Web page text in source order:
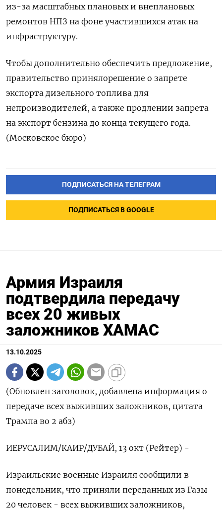
из-за масштабных плановых и внеплановых
ремонтов НПЗ на фоне участившихся атак на
инфраструктуру.
Чтобы дополнительно обеспечить предложение,
правительство принялорешение о запрете
экспорта дизельного топлива для
непроизводителей, а также продлении запрета
на экспорт бензина до конца текущего года.
(Московское бюро)
ПОДПИСАТЬСЯ НА ТЕЛЕГРАМ
ПОДПИСАТЬСЯ В GOOGLE
Армия Израиля
подтвердила передачу
всех 20 живых
заложников ХАМАС
13.10.2025
(Обновлен заголовок, добавлена информация о
передаче всех выживших заложников, цитата
Трампа во 2 абз)
ИЕРУСАЛИМ/КАИР/ДУБАЙ, 13 окт (Рейтер) -
Израильские военные Израиля сообщили в
понедельник, что приняли переданных из Газы
20 человек - всех выживших заложников,